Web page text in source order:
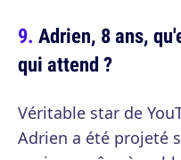
Adrien, 8 ans,
qui attend ?
Véritable star de
Adrien a été projeté